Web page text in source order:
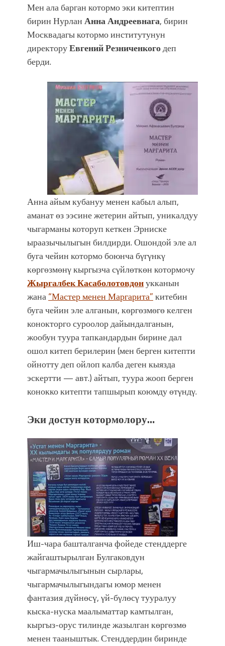
Мен ала барган котормо эки китептин
бирин НурланАнна Андреевнага, бирин
Москвадагы котормо институтунун
директоруЕвгений Резниченкогодеп
берди.
Анна айым кубануу менен кабыл алып,
аманат өз ээсине жетерин айтып, уникалдуу
чыгарманы которуп кеткен Эрниске
ыраазычылыгын билдирди. Ошондой эле ал
буга чейин котормо боюнча бγгγнкγ
көргөзмөнγ кыргызча сγйлөткөн котормочу
Жыргалбек Касаболотовдонукканын
жана“Мастер менен Маргарита”китебин
буга чейин эле алганын, көргөзмөгө келген
конокторго суроолор дайындалганын,
жообун туура тапкандардын бирине дал
ошол китеп берилерин (мен берген китепти
ойнотту деп ойлоп калба деген кыязда
эскертти — авт.) айтып, туура жооп берген
конокко китепти тапшырып коюмду өтγндγ.
Эки достун котормолору…
Иш-чара башталганча фойеде стенддерге
жайгаштырылган Булгаковдун
чыгармачылыгынын сырлары,
чыгармачылыгындагы юмор менен
фантазия дүйнөсү, γй-бγлөсγ тууралуу
кыска-нуска маалыматтар камтылган,
кыргыз-орус тилинде жазылган көргөзмө
менен тааныштык. Стенддердин биринде